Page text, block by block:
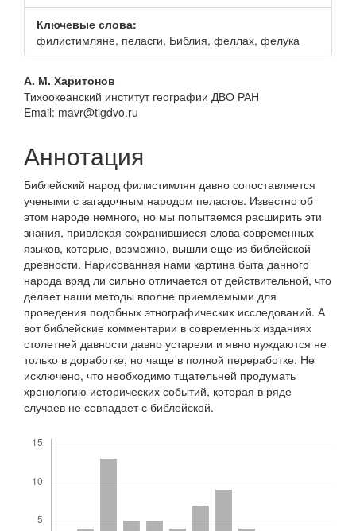
Ключевые слова:
филистимляне, пеласги, Библия, феллах, фелука
Основное
содержание
А. М. Харитонов
Тихоокеанский институт географии ДВО РАН
Email: mavr@tigdvo.ru
Аннотация
Библейский народ филистимлян давно сопоставляется
учеными с загадочным народом пеласгов. Известно об
этом народе немного, но мы попытаемся расширить эти
знания, привлекая сохранившиеся слова современных
языков, которые, возможно, вышли еще из библейской
древности. Нарисованная нами картина быта данного
народа вряд ли сильно отличается от действительной, что
делает наши методы вполне приемлемыми для
проведения подобных этнографических исследований. А
вот библейские комментарии в современных изданиях
столетней давности давно устарели и явно нуждаются не
только в доработке, но чаще в полной переработке. Не
исключено, что необходимо тщательней продумать
хронологию исторических событий, которая в ряде
случаев не совпадает с библейской.